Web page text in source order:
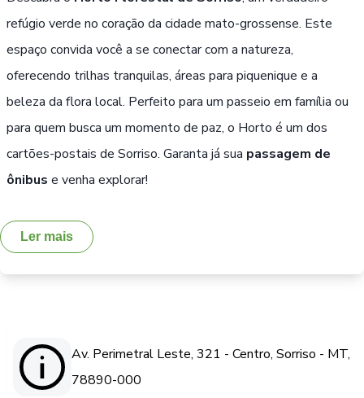
refúgio verde no coração da cidade mato-grossense. Este
espaço convida você a se conectar com a natureza,
oferecendo trilhas tranquilas, áreas para piquenique e a
beleza da flora local. Perfeito para um passeio em família ou
para quem busca um momento de paz, o Horto é um dos
cartões-postais de Sorriso. Garanta já sua passagem de
ônibus e venha explorar!
Ler mais
Av. Perimetral Leste, 321 - Centro, Sorriso - MT,
78890-000